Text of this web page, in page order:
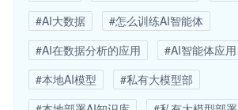
#AI大数据
#怎么训练AI智能体
#AI在数据分析的应用
#AI智能体应用
#本地AI模型
#私有大模型部